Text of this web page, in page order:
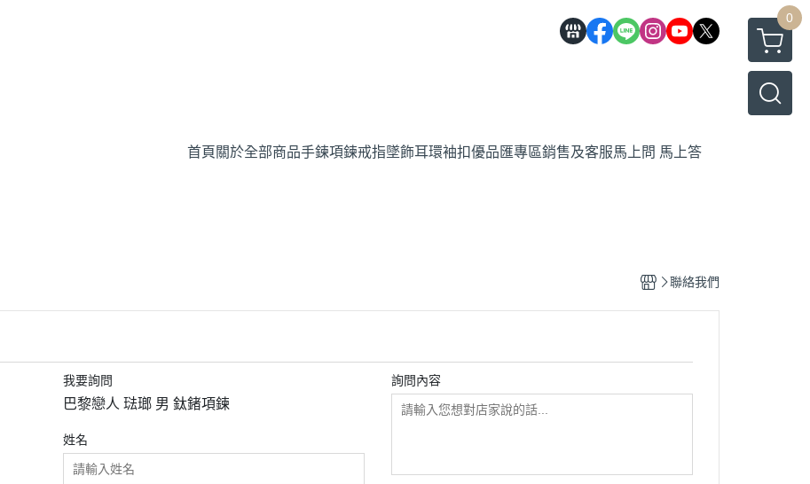
0
首頁 關於全部商品手鍊項鍊戒指墜飾耳環袖扣優品匯專區銷售及客服馬上問 馬上答
聯絡我們
我要詢問
巴黎戀人 琺瑯 男 鈦鍺項鍊
姓名
詢問內容